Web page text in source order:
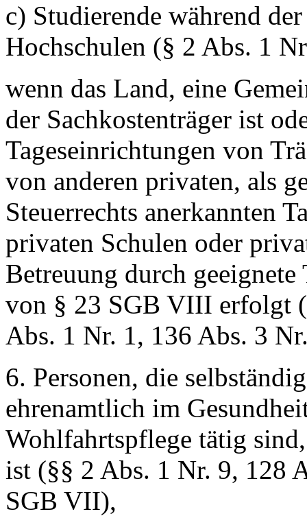
c) Studierende während
Hochschulen (§ 2 Abs. 1
wenn das Land, eine
der Sachkostenträger ist
Tageseinrichtungen von
von anderen privaten, als
Steuerrechts anerkannten
privaten Schulen oder
Betreuung durch geeignete
von § 23 SGB VIII erfolgt
Abs. 1 Nr. 1, 136 Abs. 3
6. Personen, die
ehrenamtlich im
Wohlfahrtspflege tätig
ist (§§ 2 Abs. 1 Nr. 9, 128
SGB VII),